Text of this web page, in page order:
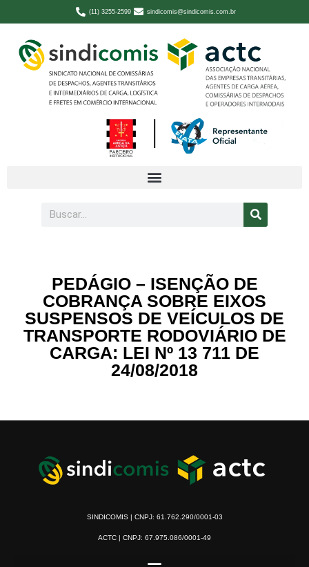
(11) 3255-2599 sindicomis@sindicomis.com.br
PEDÁGIO – ISENÇÃO DE
COBRANÇA SOBRE EIXOS
SUSPENSOS DE VEÍCULOS DE
TRANSPORTE RODOVIÁRIO DE
CARGA: LEI Nº 13 711 DE
24/08/2018
SINDICOMIS | CNPJ: 61.762.290/0001-03
ACTC | CNPJ: 67.975.086/0001-49